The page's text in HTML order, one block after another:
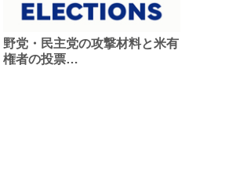
野党・民主党の攻撃材料と米有
権者の投票…